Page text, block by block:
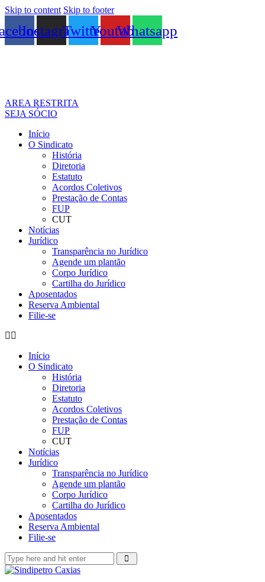
Skip to content Skip to footer
InstagramTwitterYoutubeWhatsapp
AREA RESTRITA
SEJA SÓCIO
Início
O Sindicato
História
Diretoria
Estatuto
Acordos Coletivos
Prestação de Contas
FUP
CUT
Notícias
Jurídico
Transparência no Jurídico
Agende um plantão
Corpo Jurídico
Cartilha do Jurídico
Aposentados
Reserva Ambiental
Filie-se
Início
O Sindicato
História
Diretoria
Estatuto
Acordos Coletivos
Prestação de Contas
FUP
CUT
Notícias
Jurídico
Transparência no Jurídico
Agende um plantão
Corpo Jurídico
Cartilha do Jurídico
Aposentados
Reserva Ambiental
Filie-se